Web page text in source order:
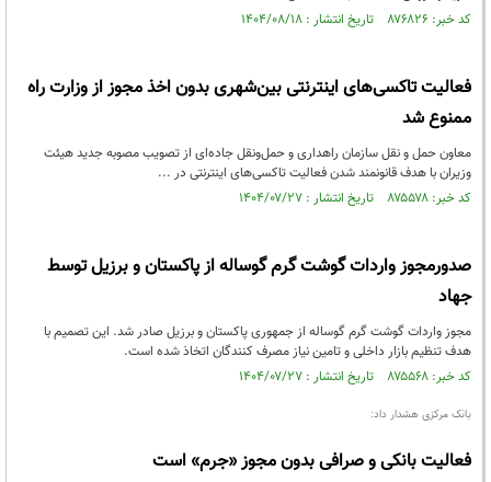
کد خبر: ۸۷۶۸۲۶ تاریخ انتشار : ۱۴۰۴/۰۸/۱۸
فعالیت تاکسی‌های اینترنتی بین‌شهری بدون اخذ مجوز از وزارت راه
ممنوع شد
معاون حمل و نقل سازمان راهداری و حمل‌ونقل جاده‌ای از تصویب مصوبه جدید هیئت
وزیران با هدف قانونمند شدن فعالیت تاکسی‌های اینترنتی در ...
کد خبر: ۸۷۵۵۷۸ تاریخ انتشار : ۱۴۰۴/۰۷/۲۷
صدورمجوز واردات گوشت گرم گوساله از پاکستان و برزیل توسط
جهاد
مجوز واردات گوشت گرم گوساله از جمهوری پاکستان و برزیل صادر شد. این تصمیم با
هدف تنظیم بازار داخلی و تامین نیاز مصرف کنندگان اتخاذ شده است.
کد خبر: ۸۷۵۵۶۸ تاریخ انتشار : ۱۴۰۴/۰۷/۲۷
بانک مرکزی هشدار داد:
فعالیت بانکی و صرافی بدون مجوز «جرم» است